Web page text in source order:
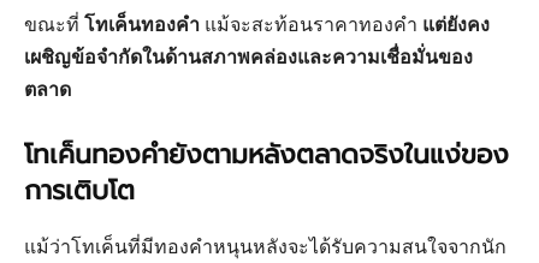
ขณะที่ โทเค็นทองคำ แม้จะสะท้อนราคาทองคำ แต่ยังคง
เผชิญข้อจำกัดในด้านสภาพคล่องและความเชื่อมั่นของ
ตลาด
โทเค็นทองคำยังตามหลังตลาดจริงในแง่ของ
การเติบโต
แม้ว่าโทเค็นที่มีทองคำหนุนหลังจะได้รับความสนใจจากนัก